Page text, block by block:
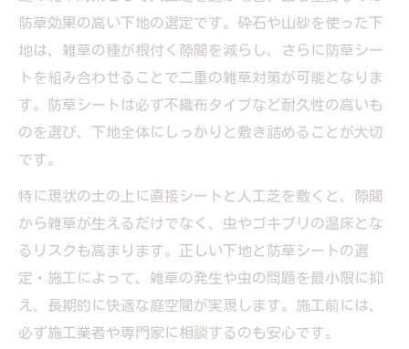
防草効果の高い下地の選定です。砕石や山砂を使った下
地は、雑草の種が根付く隙間を減らし、さらに防草シー
トを組み合わせることで二重の雑草対策が可能となりま
す。防草シートは必ず不織布タイプなど耐久性の高いも
のを選び、下地全体にしっかりと敷き詰めることが大切
です。
特に現状の土の上に直接シートと人工芝を敷くと、隙間
から雑草が生えるだけでなく、虫やゴキブリの温床とな
るリスクも高まります。正しい下地と防草シートの選
定・施工によって、雑草の発生や虫の問題を最小限に抑
え、長期的に快適な庭空間が実現します。施工前には、
必ず施工業者や専門家に相談するのも安心です。